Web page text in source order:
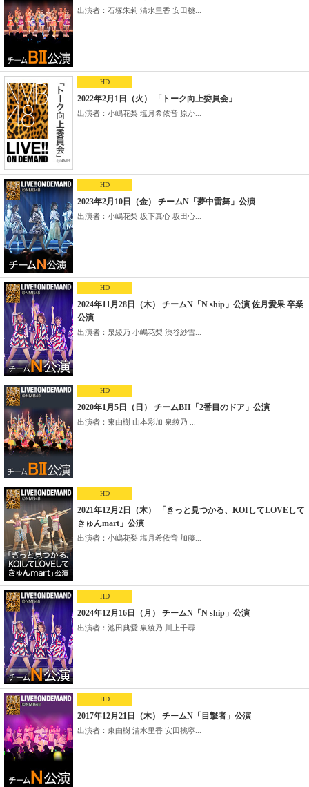
出演者：石塚朱莉 清水里香 安田桃...
HD
2022年2月1日（火） 「トーク向上委員会」
出演者：小嶋花梨 塩月希依音 原か...
HD
2023年2月10日（金） チームN「夢中雷舞」公演
出演者：小嶋花梨 坂下真心 坂田心...
HD
2024年11月28日（木） チームN「N ship」公演 佐月愛果 卒業
公演
出演者：泉綾乃 小嶋花梨 渋谷紗雪...
HD
2020年1月5日（日） チームBII「2番目のドア」公演
出演者：東由樹 山本彩加 泉綾乃 ...
HD
2021年12月2日（木） 「きっと見つかる、KOIしてLOVEして
きゅんmart」公演
出演者：小嶋花梨 塩月希依音 加藤...
HD
2024年12月16日（月） チームN「N ship」公演
出演者：池田典愛 泉綾乃 川上千尋...
HD
2017年12月21日（木） チームN「目撃者」公演
出演者：東由樹 清水里香 安田桃寧...